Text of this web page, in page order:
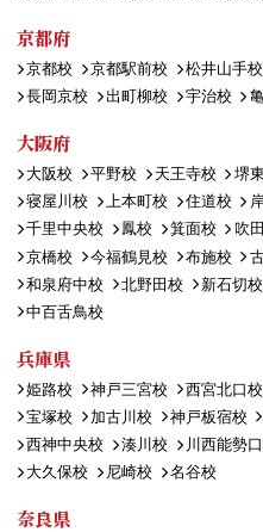
京都府
京都校 京都駅前校 松井山手校
長岡京校
出町柳校 宇治校
大阪府
大阪校 平野校 天王寺校 堺
寝屋川校
上本町校 住道校
千里中央校
鳳校 箕面校 吹
京橋校
今福鶴見校 布施校
和泉府中校
北野田校 新石切校
中百舌鳥校
兵庫県
姫路校 神戸三宮校 西宮北口校
宝塚校
加古川校 神戸板宿校
西神中央校
湊川校 川西能勢
大久保校
尼崎校 名谷校
奈良県